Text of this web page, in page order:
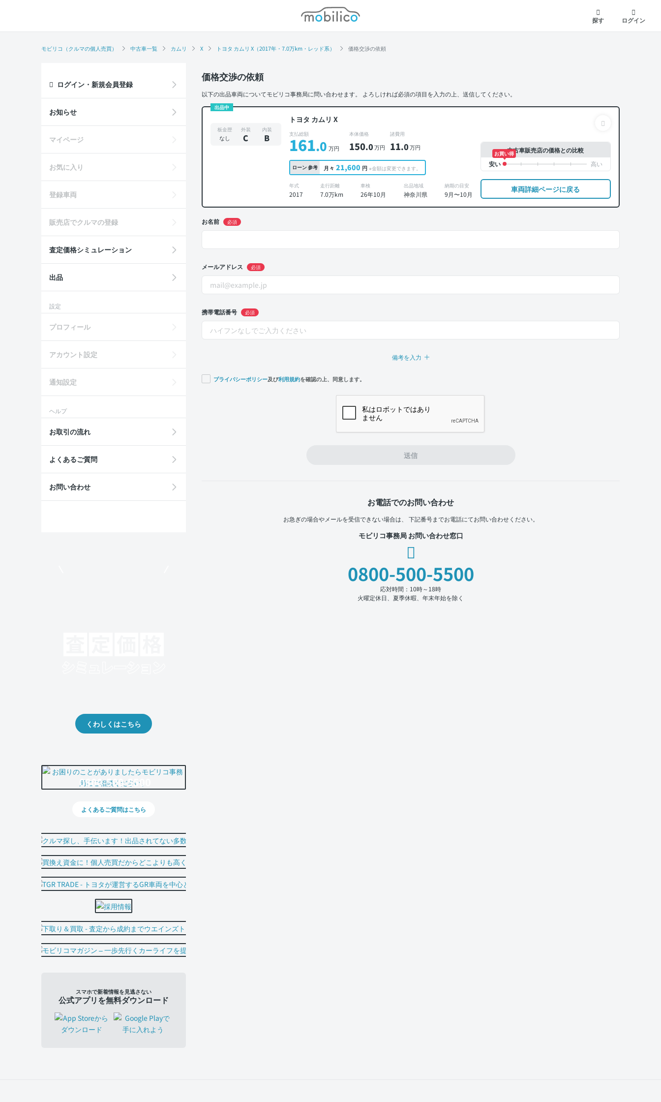
モビリコ
探す
ログイン
モビリコ（クルマの個人売買） 中古車一覧 カムリ X トヨタ カムリ X（2017年・7.0万km・レッド系） 価格交渉の依頼
価格交渉の依頼
以下の出品車両についてモビリコ事務局に問い合わせます。 よろしければ必須の項目を入力の上、送信してください。
出品中
トヨタ カムリ X
板金歴
なし
外装
C
内装
B 支払総額
161.0 万円
本体価格
150.0万円
諸費用
11.0万円
ローン参考 月々 21,600 円 ※金額は変更できます。
年式
2017
走行距離
7.0万km
車検
26年10月
出品地域
神奈川県
納期の目安
9月〜10月
中古車販売店の価格との比較
お買い得
車両詳細ページに戻る
お名前 必須
メールアドレス 必須
携帯電話番号 必須
備考を入力
プライバシーポリシー及び利用規約を確認の上、同意します。
送信
お電話でのお問い合わせ
お急ぎの場合やメールを受信できない場合は、 下記番号までお電話にてお問い合わせください。
モビリコ事務局 お問い合わせ窓口
0800-500-5500
応対時間：10時～18時
火曜定休日、夏季休暇、年末年始を除く
ログイン・新規会員登録
お知らせ
マイページ
お気に入り
登録車両
販売店でクルマの登録
査定価格シミュレーション
出品
設定
プロフィール
アカウント設定
通知設定
ヘルプ
お取引の流れ
よくあるご質問
お問い合わせ
くわしくはこちら
0800-500-5500
よくあるご質問はこちら
スマホで新着情報を見逃さない
公式アプリを無料ダウンロード